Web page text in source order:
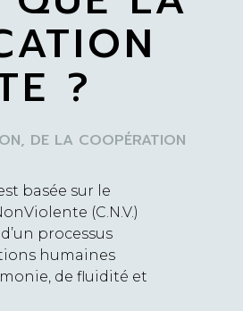
?
DE LA COOPÉRATION
basée sur le
(C.N.V.)
processus
humaines
de fluidité et